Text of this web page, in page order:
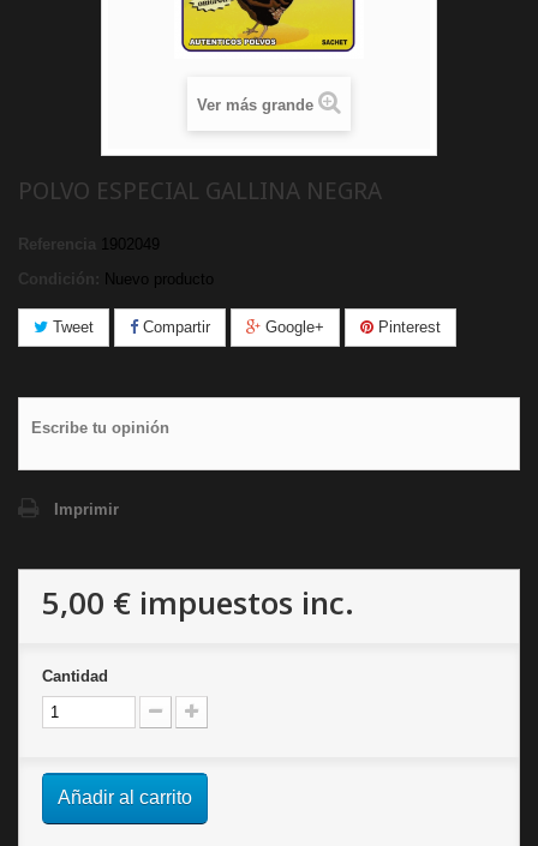
Ver más grande
POLVO ESPECIAL GALLINA NEGRA
Referencia 1902049
Condición: Nuevo producto
Tweet Compartir Google+ Pinterest
Escribe tu opinión
Imprimir
5,00 € impuestos inc.
Cantidad
Añadir al carrito